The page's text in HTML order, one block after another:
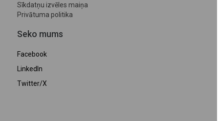
Sīkdatņu izvēles maiņa
Privātuma politika
Seko mums
Facebook
LinkedIn
Twitter/X